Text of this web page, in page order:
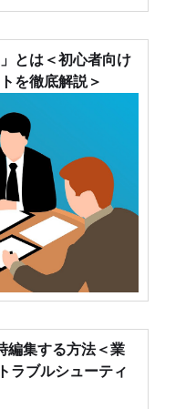
とは＜初心者向け
を徹底解説＞
集する方法＜業
ラブルシューティ